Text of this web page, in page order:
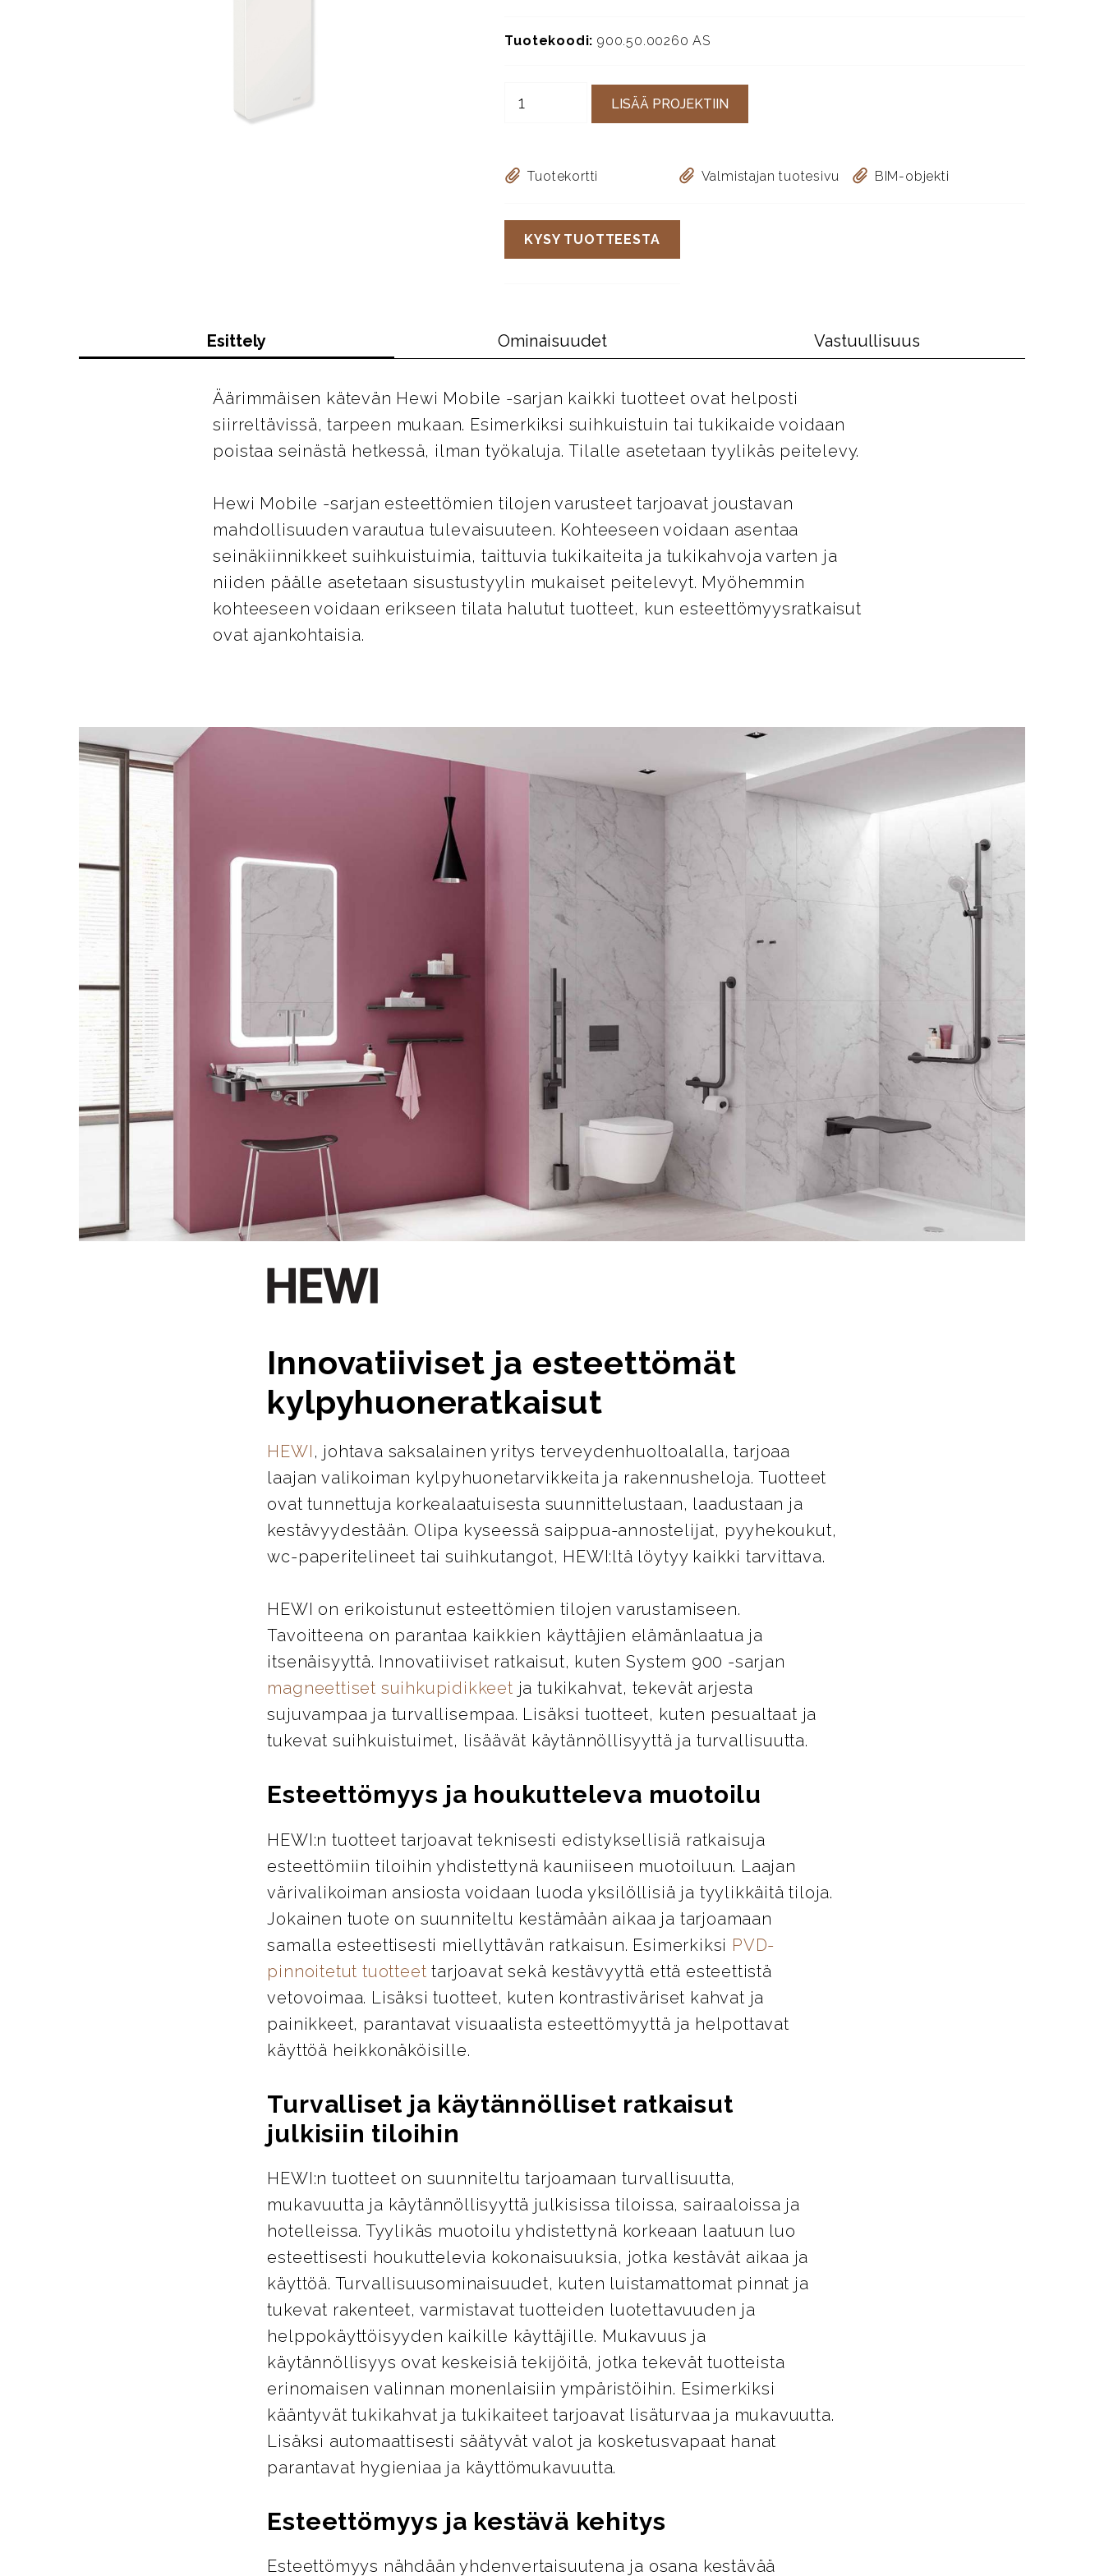
Tuotekoodi: 900.50.00260 AS
LISÄÄ PROJEKTIIN
Tuotekortti Valmistajan tuotesivu BIM-objekti
KYSY TUOTTEESTA
Esittely Ominaisuudet Vastuullisuus
Äärimmäisen kätevän Hewi Mobile -sarjan kaikki tuotteet ovat helposti
siirreltävissä, tarpeen mukaan. Esimerkiksi suihkuistuin tai tukikaide voidaan
poistaa seinästä hetkessä, ilman työkaluja. Tilalle asetetaan tyylikäs peitelevy.
Hewi Mobile -sarjan esteettömien tilojen varusteet tarjoavat joustavan
mahdollisuuden varautua tulevaisuuteen. Kohteeseen voidaan asentaa
seinäkiinnikkeet suihkuistuimia, taittuvia tukikaiteita ja tukikahvoja varten ja
niiden päälle asetetaan sisustustyylin mukaiset peitelevyt. Myöhemmin
kohteeseen voidaan erikseen tilata halutut tuotteet, kun esteettömyysratkaisut
ovat ajankohtaisia.
Innovatiiviset ja esteettömät
kylpyhuoneratkaisut
HEWI , johtava saksalainen yritys terveydenhuoltoalalla, tarjoaa
laajan valikoiman kylpyhuonetarvikkeita ja rakennusheloja. Tuotteet
ovat tunnettuja korkealaatuisesta suunnittelustaan, laadustaan ja
kestävyydestään. Olipa kyseessä saippua-annostelijat, pyyhekoukut,
wc-paperitelineet tai suihkutangot, HEWI:ltä löytyy kaikki tarvittava.
HEWI on erikoistunut esteettömien tilojen varustamiseen.
Tavoitteena on parantaa kaikkien käyttäjien elämänlaatua ja
itsenäisyyttä. Innovatiiviset ratkaisut, kuten System 900 -sarjan
magneettiset suihkupidikkeet ja tukikahvat, tekevät arjesta
sujuvampaa ja turvallisempaa. Lisäksi tuotteet, kuten pesualtaat ja
tukevat suihkuistuimet, lisäävät käytännöllisyyttä ja turvallisuutta.
Esteettömyys ja houkutteleva muotoilu
HEWI:n tuotteet tarjoavat teknisesti edistyksellisiä ratkaisuja
esteettömiin tiloihin yhdistettynä kauniiseen muotoiluun. Laajan
värivalikoiman ansiosta voidaan luoda yksilöllisiä ja tyylikkäitä tiloja.
Jokainen tuote on suunniteltu kestämään aikaa ja tarjoamaan
samalla esteettisesti miellyttävän ratkaisun. Esimerkiksi PVD-
pinnoitetut tuotteet tarjoavat sekä kestävyyttä että esteettistä
vetovoimaa. Lisäksi tuotteet, kuten kontrastiväriset kahvat ja
painikkeet, parantavat visuaalista esteettömyyttä ja helpottavat
käyttöä heikkonäköisille.
Turvalliset ja käytännölliset ratkaisut
julkisiin tiloihin
HEWI:n tuotteet on suunniteltu tarjoamaan turvallisuutta,
mukavuutta ja käytännöllisyyttä julkisissa tiloissa, sairaaloissa ja
hotelleissa. Tyylikäs muotoilu yhdistettynä korkeaan laatuun luo
esteettisesti houkuttelevia kokonaisuuksia, jotka kestävät aikaa ja
käyttöä. Turvallisuusominaisuudet, kuten luistamattomat pinnat ja
tukevat rakenteet, varmistavat tuotteiden luotettavuuden ja
helppokäyttöisyyden kaikille käyttäjille. Mukavuus ja
käytännöllisyys ovat keskeisiä tekijöitä, jotka tekevät tuotteista
erinomaisen valinnan monenlaisiin ympäristöihin. Esimerkiksi
kääntyvät tukikahvat ja tukikaiteet tarjoavat lisäturvaa ja mukavuutta.
Lisäksi automaattisesti säätyvät valot ja kosketusvapaat hanat
parantavat hygieniaa ja käyttömukavuutta.
Esteettömyys ja kestävä kehitys
Esteettömyys nähdään yhdenvertaisuutena ja osana kestävää